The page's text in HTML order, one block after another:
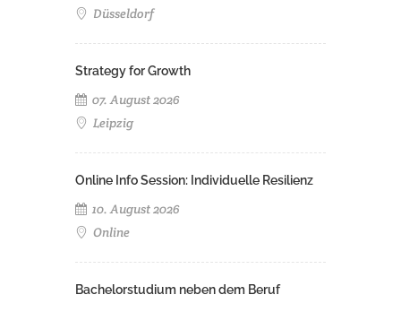
Düsseldorf
Strategy for Growth
07. August 2026
Leipzig
Online Info Session: Individuelle Resilienz
10. August 2026
Online
Bachelorstudium neben dem Beruf